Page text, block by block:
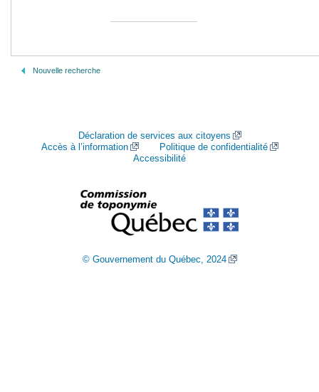
Nouvelle recherche
Déclaration de services aux citoyens
Accès à l’information
Politique de confidentialité
Accessibilité
© Gouvernement du Québec, 2024